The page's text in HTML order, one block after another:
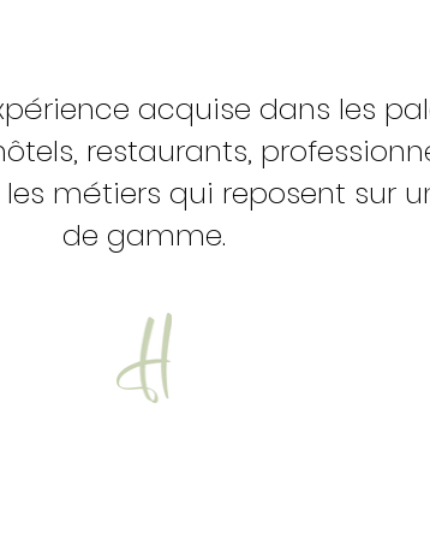
acquise dans les
restaurants,
métiers qui reposent sur
de gamme.